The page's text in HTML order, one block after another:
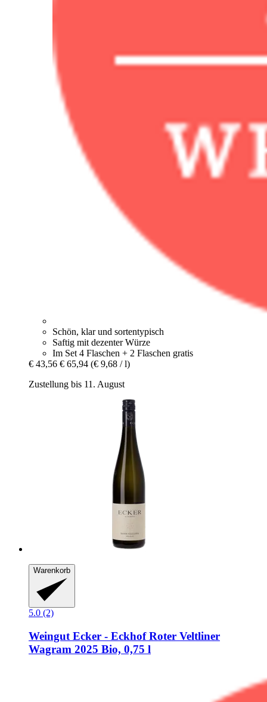
Schön, klar und sortentypisch
Saftig mit dezenter Würze
Im Set 4 Flaschen + 2 Flaschen gratis
€ 43,56 € 65,94 (€ 9,68 / l)
Zustellung bis 11. August
Warenkorb
5.0 (2)
Weingut Ecker - EckhofRoter Veltliner
Wagram 2025 Bio, 0,75 l